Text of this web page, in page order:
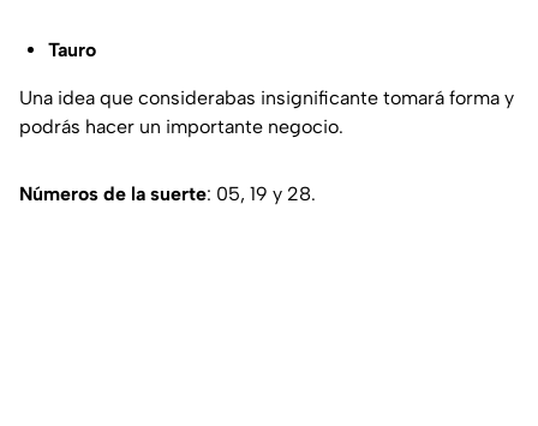
Tauro
Una idea que considerabas insignificante tomará forma y
podrás hacer un importante negocio.
Números de la suerte: 05, 19 y 28.